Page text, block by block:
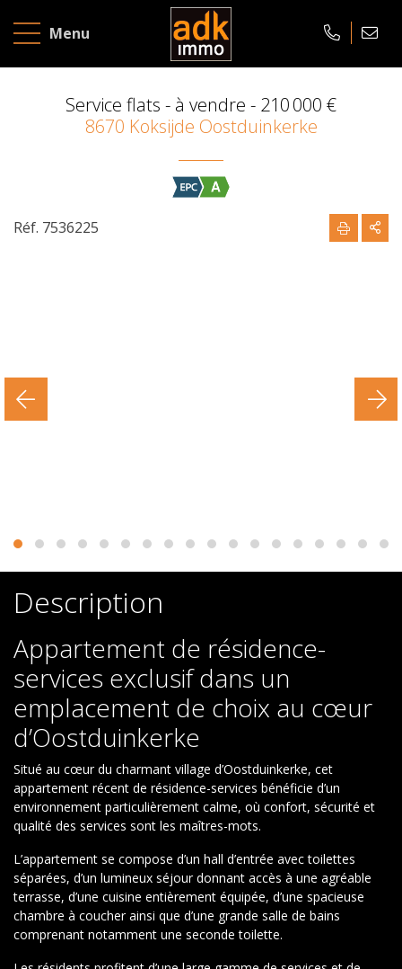
Menu
À
vendre
À
louer
ÉVALUATION
Service flats - à vendre - 210 000 €
8670 Koksijde Oostduinkerke
Description
Appartement de résidence-
services exclusif dans un
emplacement de choix au cœur
d’Oostduinkerke
Situé au cœur du charmant village d’Oostduinkerke, cet
appartement récent de résidence-services bénéficie d’un
environnement particulièrement calme, où confort, sécurité et
qualité des services sont les maîtres-mots.
L’appartement se compose d’un hall d’entrée avec toilettes
séparées, d’un lumineux séjour donnant accès à une agréable
terrasse, d’une cuisine entièrement équipée, d’une spacieuse
chambre à coucher ainsi que d’une grande salle de bains
comprenant notamment une seconde toilette.
Réf. 7536225